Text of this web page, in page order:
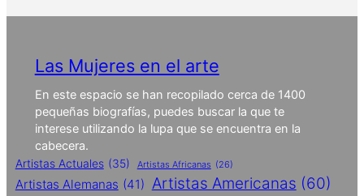
Las Mujeres en el arte
En este espacio se han recopilado cerca de 1400
pequeñas biografías, puedes buscar la que te
interese utilizando la lupa que se encuentra en la
cabecera.
Artistas Actuales (35) Artistas Africanas (26)
Artistas Alemanas (41) Artistas Americanas (60)